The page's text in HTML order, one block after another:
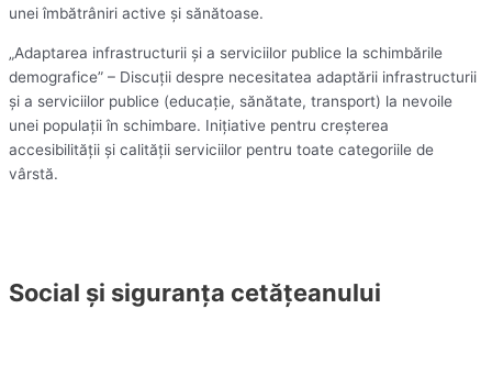
unei îmbătrâniri active și sănătoase.
„Adaptarea infrastructurii și a serviciilor publice la schimbările
demografice” – Discuții despre necesitatea adaptării infrastructurii
și a serviciilor publice (educație, sănătate, transport) la nevoile
unei populații în schimbare. Inițiative pentru creșterea
accesibilității și calității serviciilor pentru toate categoriile de
vârstă.
Social și siguranța cetățeanului